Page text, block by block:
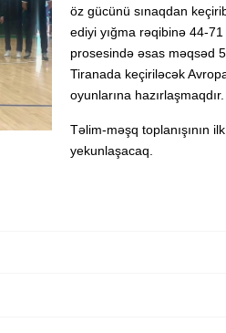
öz gücünü sınaqdan
ediyi yığma rəqibinə 44-71
prosesində əsas məqsəd
Tiranada keçiriləcək
oyunlarına hazırlaşmaqdır.
Təlim-məşq toplanışının
yekunlaşacaq.